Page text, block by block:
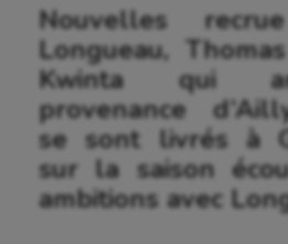
Nouvelles
Longueau,
Kwinta qui
provenance
se sont livrés à
sur la saison
ambitions avec